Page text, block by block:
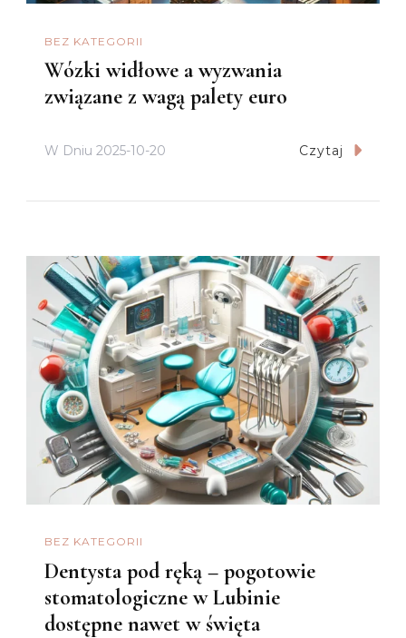
BEZ KATEGORII
Wózki widłowe a wyzwania
związane z wagą palety euro
W Dniu 2025-10-20 Czytaj
BEZ KATEGORII
Dentysta pod ręką – pogotowie
stomatologiczne w Lubinie
dostępne nawet w święta